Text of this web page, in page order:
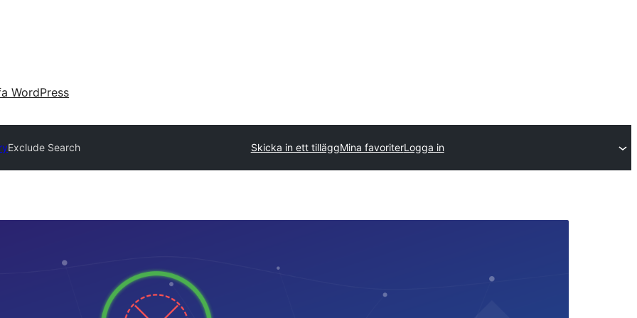
WordPress
Exclude Search Skicka in ett tilläggMina favoriterLogga in